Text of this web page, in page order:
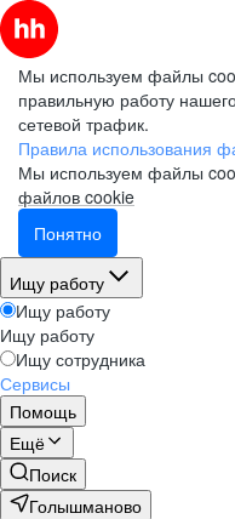
Мы используем файлы
правильную работу
сетевой трафик.
Правила использования
Мы используем файлы
файлов cookie
Понятно
Ищу работу
Ищу работу
Ищу работу
Ищу сотрудника
Сервисы
Помощь
Ещё
Поиск
Голышманово